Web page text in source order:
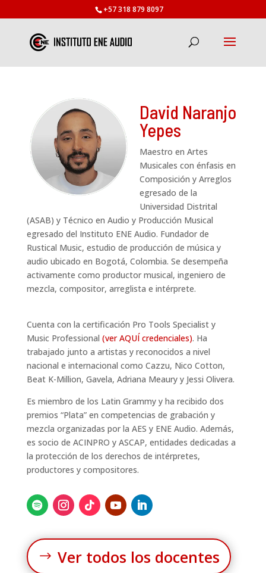
+57 318 879 8097
David Naranjo
Yepes
Maestro en Artes
Musicales con énfasis en
Composición y Arreglos
egresado de la
Universidad Distrital
(ASAB) y Técnico en Audio y Producción Musical
egresado del Instituto ENE Audio. Fundador de
Rustical Music, estudio de producción de música y
audio ubicado en Bogotá, Colombia. Se desempeña
activamente como productor musical, ingeniero de
mezcla, compositor, arreglista e intérprete.
Cuenta con la certificación Pro Tools Specialist y
Music Professional (ver AQUÍ credenciales). Ha
trabajado junto a artistas y reconocidos a nivel
nacional e internacional como Cazzu, Nico Cotton,
Beat K-Million, Gavela, Adriana Meaury y Jessi Olivera.
Es miembro de los Latin Grammy y ha recibido dos
premios “Plata” en competencias de grabación y
mezcla organizadas por la AES y ENE Audio. Además,
es socio de ACINPRO y ASCAP, entidades dedicadas a
la protección de los derechos de intérpretes,
productores y compositores.
Ver todos los docentes